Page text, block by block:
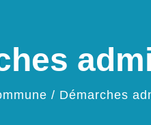
/ Démarches